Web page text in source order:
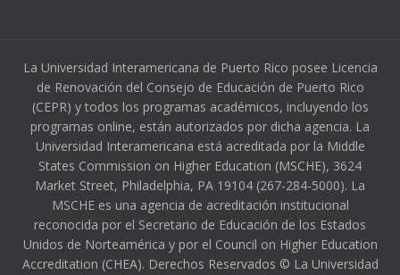
La Universidad Interamericana de Puerto Rico posee Licencia
de Renovación del Consejo de Educación de Puerto Rico
(CEPR) y todos los programas académicos, incluyendo los
programas online, están autorizados por dicha agencia. La
Universidad Interamericana está acreditada por la Middle
States Commission on Higher Education (MSCHE), 3624
Market Street, Philadelphia, PA 19104 (267-284-5000). La
MSCHE es una agencia de acreditación institucional
reconocida por el Secretario de Educación de los Estados
Unidos de Norteamérica y por el Council on Higher Education
Accreditation (CHEA). Derechos Reservados © La Universidad